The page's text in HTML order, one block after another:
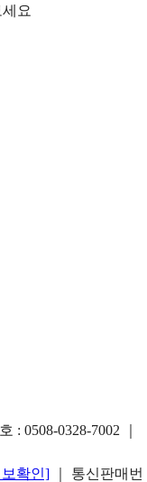
요
: 0508-0328-7002
확인]
｜ 통신판매번